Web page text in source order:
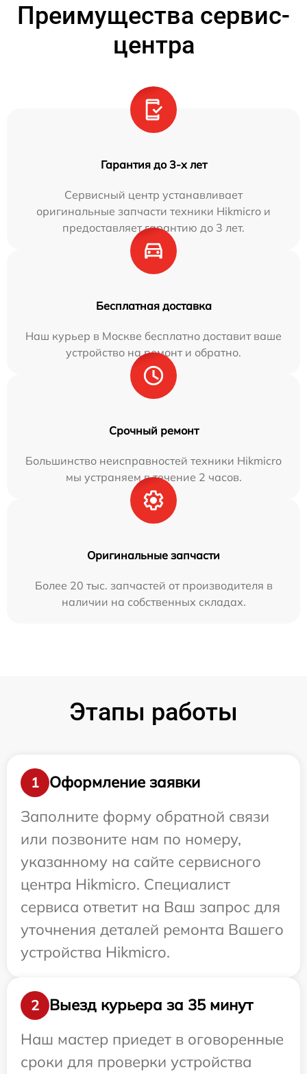
Преимущества сервис-
центра
Гарантия до 3-х лет
Сервисный центр устанавливает
оригинальные запчасти техники Hikmicro и
предоставляет гарантию до 3 лет.
Бесплатная доставка
Наш курьер в Москве бесплатно доставит ваше
устройство на ремонт и обратно.
Срочный ремонт
Большинство неисправностей техники Hikmicro
мы устраняем в течение 2 часов.
Оригинальные запчасти
Более 20 тыс. запчастей от производителя в
наличии на собственных складах.
Этапы работы
1
Оформление заявки
Заполните форму обратной связи
или позвоните нам по номеру,
указанному на сайте сервисного
центра Hikmicro. Специалист
сервиса ответит на Ваш запрос для
уточнения деталей ремонта Вашего
устройства Hikmicro.
2
Выезд курьера за 35 минут
Наш мастер приедет в оговоренные
сроки для проверки устройства